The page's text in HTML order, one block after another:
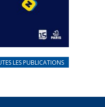
les réfugiés
LES PUBLICATIONS